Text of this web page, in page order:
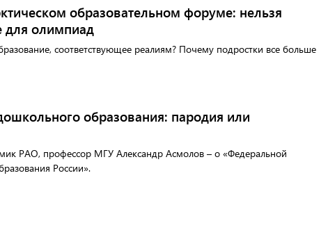
образовательном форуме: нельзя
для олимпиад
соответствующее реалиям? Почему подростки все больше
образования: пародия или
РАО, профессор МГУ Александр Асмолов – о ​«Федеральной
России».